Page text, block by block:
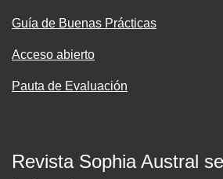
Guía de Buenas Prácticas
Acceso abierto
Pauta de Evaluación
Revista Sophia Austral